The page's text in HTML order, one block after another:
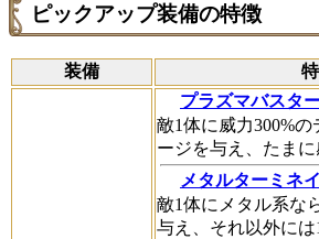
ピックアップ装備の特徴
装備
プラズマバスタ
敵1体に威力300%
ージを与え、たま
メタルターミネ
敵1体にメタル系な
与え、それ以外に